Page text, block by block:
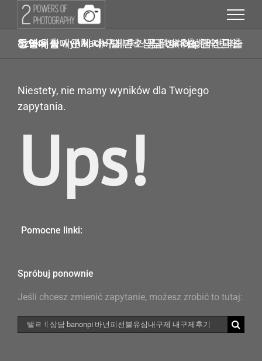
Przejdź
Szukaj w wynikach: 탤ㄹㅔ상담 banonpi 바넌피선불유심내구제 내구제후기공유 대학생급전대출 통영시장기연체자비대면소액급전대출 현역군인소액대출
Niestety, nie mamy wyników dla Twojego
zapytania.
Ups!
Pomocne linki:
Spróbuj ponownie
Jeśli chcesz zmienić zapytanie, możesz zrobić to tutaj:
Szukaj